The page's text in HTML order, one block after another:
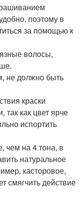
поэтому в
за помощью к
волосы,
не должно быть
краски
так как цвет ярче
испортить
чем на 4 тона, в
натуральное
касторовое,
смягчить действие